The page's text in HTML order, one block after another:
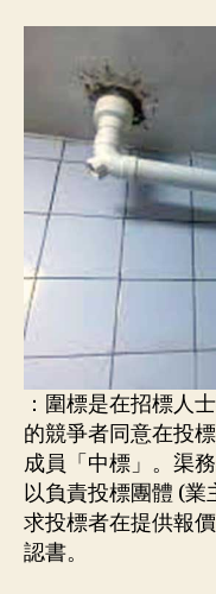
：圍標是在招標人
的競爭者同意在投
成員「中標」。渠
以負責投標團體 (
求投標者在提供報
認書。